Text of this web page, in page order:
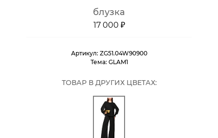
блузка
17 000 ₽
Артикул: ZG51.04W90900
Тема: GLAM1
ТОВАР В ДРУГИХ ЦВЕТАХ: